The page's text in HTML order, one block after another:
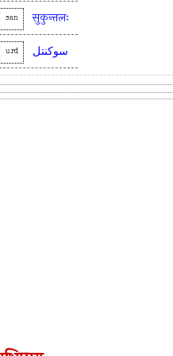
san सुकुन्तलः
urd سوکنتل